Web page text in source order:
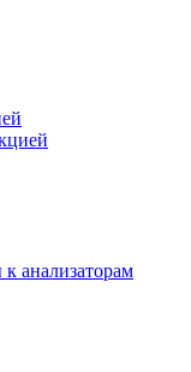
анализаторам